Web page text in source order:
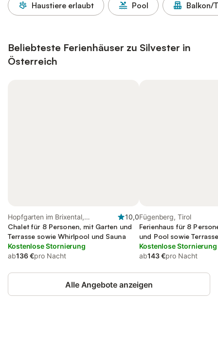
Haustiere erlaubt Pool Balkon/
Beliebteste Ferienhäuser zu Silvester in
Österreich
Hopfgarten im Brixental,
Österreichische Alpen
10,0
Chalet für 8 Personen, mit Garten und
Terrasse sowie Whirlpool und Sauna
Kostenlose Stornierung
ab136 €pro Nacht
Fügenberg, Tirol
Ferienhaus für 8
und Pool sowie
Kostenlose Stornierung
ab143 €pro Nacht
Alle Angebote anzeigen